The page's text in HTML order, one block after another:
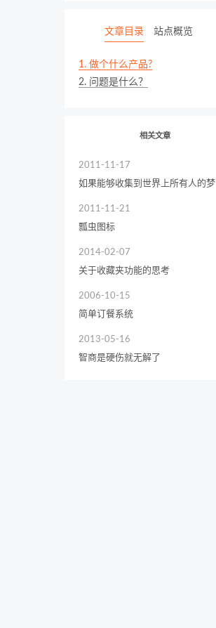
文章目录 站点概览
1. 做个什么产品?
2. 问题是什么？
相关文章
2011-11-17
如果能够收集到世界上所有人的梦
2011-11-21
瓢虫图标
2014-02-07
关于收藏夹功能的思考
2006-10-15
简单订餐系统
2013-05-16
智商是硬伤就无解了